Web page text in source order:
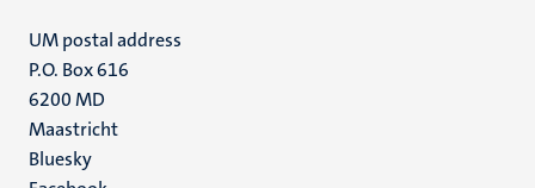
UM postal address
P.O. Box 616
6200 MD
Maastricht
Social
Bluesky